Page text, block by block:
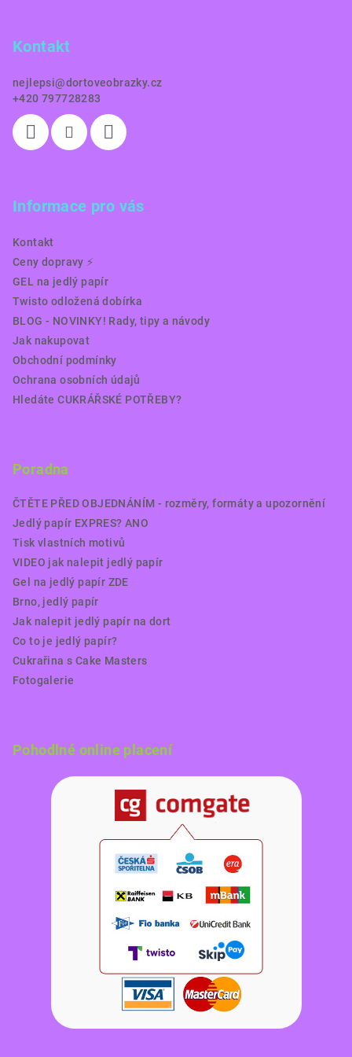
Kontakt
nejlepsi@dortoveobrazky.cz
+420 797728283
Informace pro vás
Kontakt
Ceny dopravy ⚡️
GEL na jedlý papír
Twisto odložená dobírka
BLOG - NOVINKY! Rady, tipy a návody
Jak nakupovat
Obchodní podmínky
Ochrana osobních údajů
Hledáte CUKRÁŘSKÉ POTŘEBY?
Poradna
ČTĚTE PŘED OBJEDNÁNÍM - rozměry, formáty a upozornění
Jedlý papír EXPRES? ANO
Tisk vlastních motivů
VIDEO jak nalepit jedlý papír
Gel na jedlý papír ZDE
Brno, jedlý papír
Jak nalepit jedlý papír na dort
Co to je jedlý papír?
Cukrařina s Cake Masters
Fotogalerie
Pohodlné online placení